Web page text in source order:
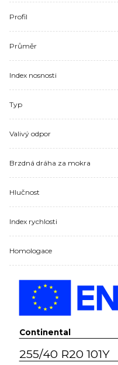
Profil
Průměr
Index nosnosti
Typ
Valivý odpor
Brzdná dráha za mokra
Hlučnost
Index rychlosti
Homologace
Continental
255/40 R20 101Y